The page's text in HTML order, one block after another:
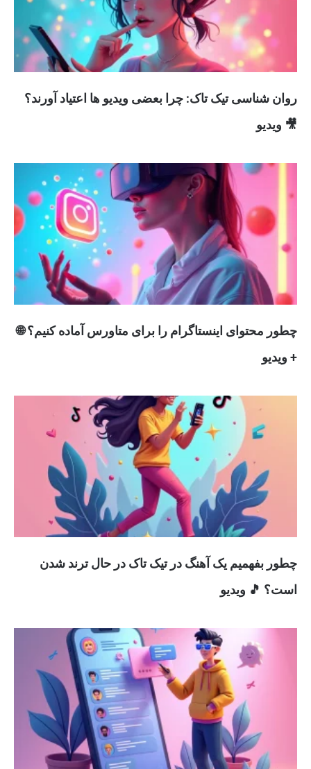
روان شناسی تیک تاک: چرا بعضی ویدیو ها اعتیاد آورند؟
🎥 ویدیو
چطور محتوای اینستاگرام را برای متاورس آماده کنیم؟ 🌐
+ ویدیو
چطور بفهمیم یک آهنگ در تیک تاک در حال ترند شدن
است؟ 🎵 ویدیو